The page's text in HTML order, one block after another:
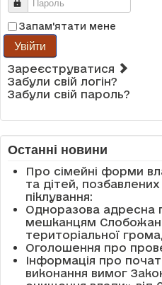
Пароль
Запам'ятати мене
Увійти
Зареєструватися
Забули свій логін?
Забули свій пароль?
Останні новини
Про сімейні форми
та дітей, позбавлених
піклування:
Одноразова адресна
мешканцям
територіальної
Оголошення про
Інформація про
виконання вимог